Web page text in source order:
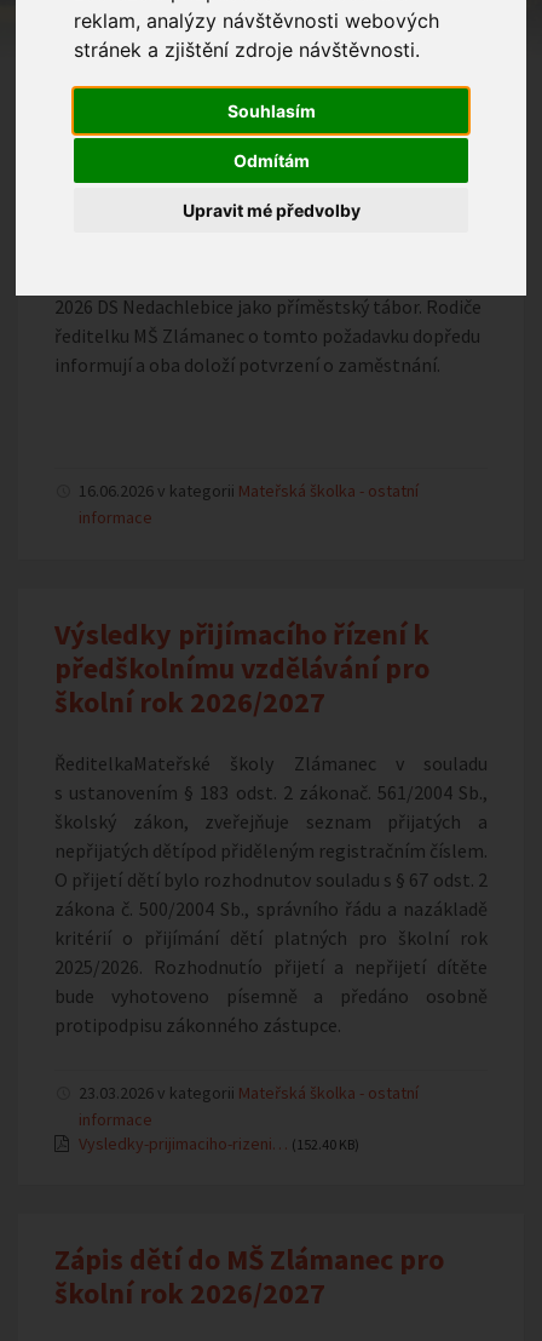
reklam, analýzy návštěvnosti webových
stránek a zjištění zdroje návštěvnosti.
Souhlasím
Odmítám
Upravit mé předvolby
Ředitelka MŠ Zlámanec po dohodě se zřizovatelem
oznamuje, že v době letních prázdnin bude školka od
Opětovný provoz bude zahájen dne 24. 8. 2026.
Pro potřebné děti nabízí umístění v době od 13. do
2026 DS Nedachlebice jako příměstský tábor. Rodiče
ředitelku MŠ Zlámanec o tomto požadavku dopředu
informují a oba doloží potvrzení o zaměstnání.
16.06.2026 v kategorii Mateřská školka - ostatní
informace
Výsledky přijímacího řízení k
předškolnímu vzdělávání pro
školní rok 2026/2027
ŘeditelkaMateřské školy Zlámanec v souladu
s ustanovením § 183 odst. 2 zákonač. 561/2004 Sb.,
školský zákon, zveřejňuje seznam přijatých a
nepřijatých dětípod přiděleným registračním číslem.
O přijetí dětí bylo rozhodnutov souladu s § 67 odst. 2
zákona č. 500/2004 Sb., správního řádu a nazákladě
kritérií o přijímání dětí platných pro školní rok
2025/2026. Rozhodnutío přijetí a nepřijetí dítěte
bude vyhotoveno písemně a předáno osobně
protipodpisu zákonného zástupce.
23.03.2026 v kategorii Mateřská školka - ostatní
informace
Vysledky-prijimaciho-rizeni… (152.40 KB)
Zápis dětí do MŠ Zlámanec pro
školní rok 2026/2027